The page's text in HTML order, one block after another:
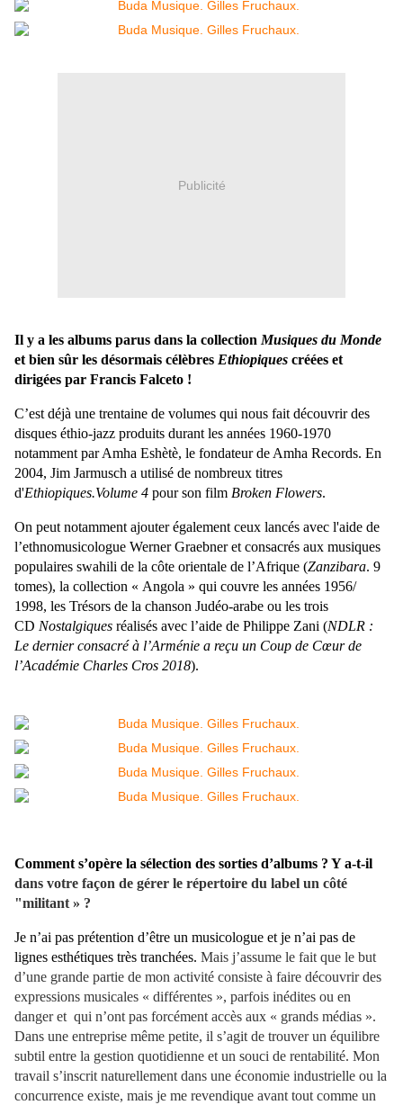
Publicité
Il y a les albums parus dans la collection Musiques du Monde
et bien sûr les désormais célèbres Ethiopiques créées et
dirigées par Francis Falceto !
C’est déjà une trentaine de volumes qui nous fait découvrir des
disques éthio-jazz produits durant les années 1960-1970
notamment par Amha Eshètè, le fondateur de Amha Records. En
2004, Jim Jarmusch a utilisé de nombreux titres
d'Ethiopiques.Volume 4 pour son film Broken Flowers.
On peut notamment ajouter également ceux lancés avec l'aide de
l’ethnomusicologue Werner Graebner et consacrés aux musiques
populaires swahili de la côte orientale de l’Afrique (Zanzibara. 9
tomes), la collection « Angola » qui couvre les années 1956/
1998, les Trésors de la chanson Judéo-arabe ou les trois
CD Nostalgiques réalisés avec l’aide de Philippe Zani (NDLR :
Le dernier consacré à l’Arménie a reçu un Coup de Cœur de
l’Académie Charles Cros 2018).
Comment s’opère la sélection des sorties d’albums ? Y a-t-il
dans votre façon de gérer le répertoire du label un côté
"militant » ?
Je n’ai pas prétention d’être un musicologue et je n’ai pas de
lignes esthétiques très tranchées. Mais j’assume le fait que le but
d’une grande partie de mon activité consiste à faire découvrir des
expressions musicales « différentes », parfois inédites ou en
danger et qui n’ont pas forcément accès aux « grands médias ».
Dans une entreprise même petite, il s’agit de trouver un équilibre
subtil entre la gestion quotidienne et un souci de rentabilité. Mon
travail s’inscrit naturellement dans une économie industrielle ou la
concurrence existe, mais je me revendique avant tout comme un